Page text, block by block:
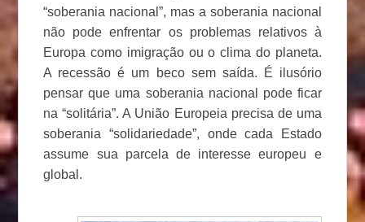
“soberania nacional”, mas a soberania nacional
não pode enfrentar os problemas relativos à
Europa como imigração ou o clima do planeta.
A recessão é um beco sem saída. É ilusório
pensar que uma soberania nacional pode ficar
na “solitária”. A União Europeia precisa de uma
soberania “solidariedade”, onde cada Estado
assume sua parcela de interesse europeu e
global.